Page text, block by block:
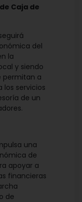
Caja de
del
la
y siendo
permitan a
servicios
de un
una
de
apoyar a
financieras
de